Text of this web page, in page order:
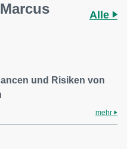
Alle
und Risiken von
mehr